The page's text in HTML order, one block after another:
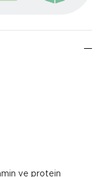
ve protein